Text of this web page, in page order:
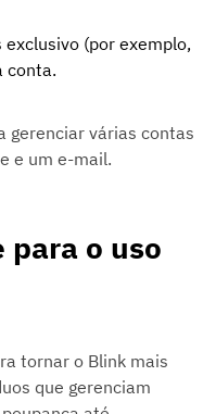
(por exemplo,
conta.
gerenciar várias contas
e um e-mail.
para o uso
tornar o Blink mais
que gerenciam